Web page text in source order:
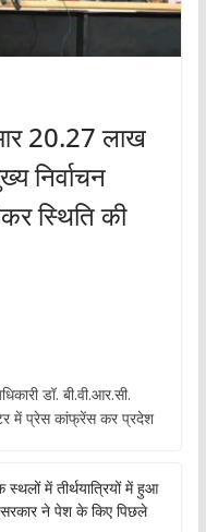
20.27 लाख
निर्वाचन
स्थिति की
डॉ. बी.वी.आर.सी.
में प्रेस कांफ्रेंस कर प्रदेश
स्थलों में तीर्थयात्रियों में हुआ
सरकार ने पेश के किए पिछले